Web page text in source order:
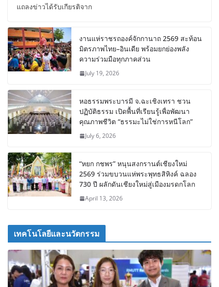
แถลงข่าวได้รับเกียรติจาก
งานแห่ราชรถองค์จักกานาถ 2569 สะท้อน
มิตรภาพไทย–อินเดีย พร้อมยกย่องพลัง
ความร่วมมือทุกภาคส่วน
July 19, 2026
หอธรรมพระบารมี จ.ฉะเชิงเทรา ชวน
ปฏิบัติธรรม เปิดพื้นที่เรียนรู้เพื่อพัฒนา
คุณภาพชีวิต “ธรรมะไม่ใช่การหนีโลก”
July 6, 2026
“หยก กชพร” หนุนสงกรานต์เชียงใหม่
2569 ร่วมขบวนแห่พระพุทธสิหิงค์ ฉลอง
730 ปี ผลักดันเชียงใหม่สู่เมืองมรดกโลก
April 13, 2026
เทคโนโลยีและนวัตกรรม